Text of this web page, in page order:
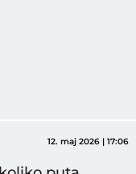
12. maj 2026 | 17:06